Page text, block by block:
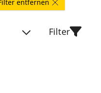
entfernen
Filter